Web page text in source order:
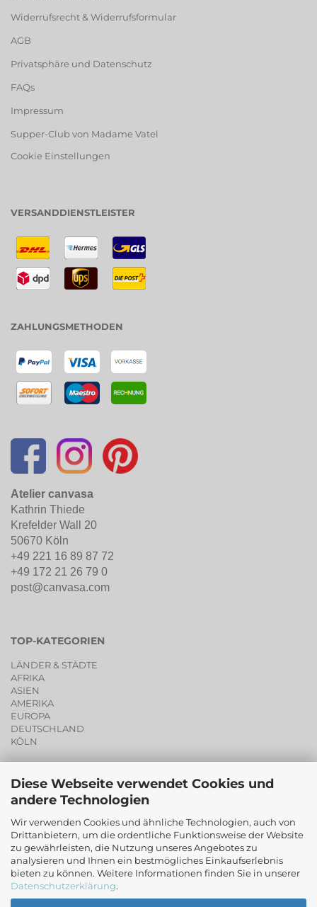
Diese Webseite verwendet Cookies und
andere Technologien
Wir verwenden Cookies und ähnliche Technologien, auch von
Drittanbietern, um die ordentliche Funktionsweise der Website
zu gewährleisten, die Nutzung unseres Angebotes zu
analysieren und Ihnen ein bestmögliches Einkaufserlebnis
bieten zu können. Weitere Informationen finden Sie in unserer
Datenschutzerklärung.
Widerrufsrecht & Widerrufsformular
AGB
Privatsphäre und Datenschutz
FAQs
Impressum
Supper-Club von Madame Vatel
Cookie Einstellungen
VERSANDDIENSTLEISTER
ZAHLUNGSMETHODEN
Atelier canvasa
Kathrin Thiede
Krefelder Wall 20
50670 Köln
+49 221 16 89 87 72
+49 172 21 26 79 0
post@canvasa.com
TOP-KATEGORIEN
LÄNDER & STÄDTE
AFRIKA
ASIEN
AMERIKA
EUROPA
DEUTSCHLAND
KÖLN
PORTRAITS
BLUMEN
LIVING ART
POSTER
SALE
GUTSCHEINE
ORIGINALE